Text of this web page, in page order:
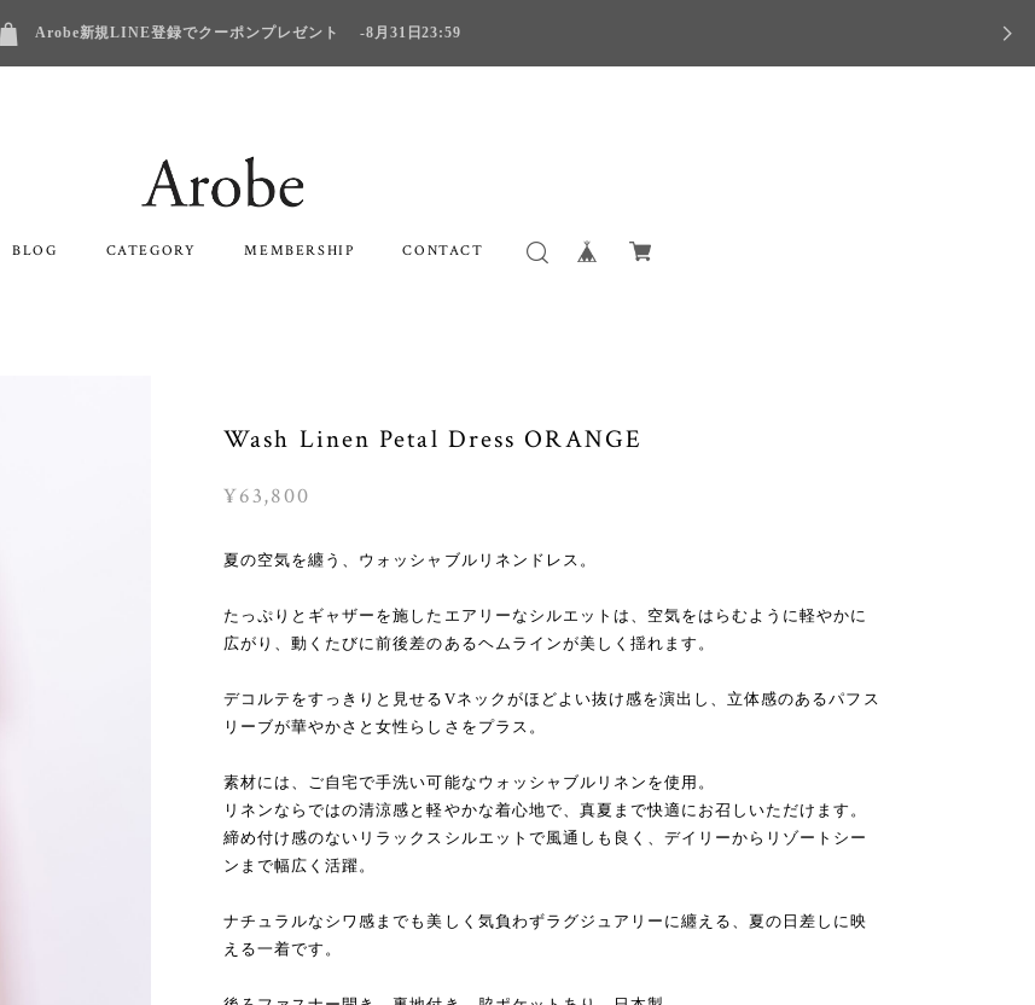
Arobe新規LINE登録でクーポンプレゼント -8月31日23:59
BLOG CATEGORY MEMBERSHIP CONTACT
Wash Linen Petal Dress ORANGE
¥63,800
夏の空気を纏う、ウォッシャブルリネンドレス。
たっぷりとギャザーを施したエアリーなシルエットは、空気をはらむように軽やかに
広がり、動くたびに前後差のあるヘムラインが美しく揺れます。
デコルテをすっきりと見せるVネックがほどよい抜け感を演出し、立体感のあるパフス
リーブが華やかさと女性らしさをプラス。
素材には、ご自宅で手洗い可能なウォッシャブルリネンを使用。
リネンならではの清涼感と軽やかな着心地で、真夏まで快適にお召しいただけます。
締め付け感のないリラックスシルエットで風通しも良く、デイリーからリゾートシー
ンまで幅広く活躍。
ナチュラルなシワ感までも美しく気負わずラグジュアリーに纏える、夏の日差しに映
える一着です。